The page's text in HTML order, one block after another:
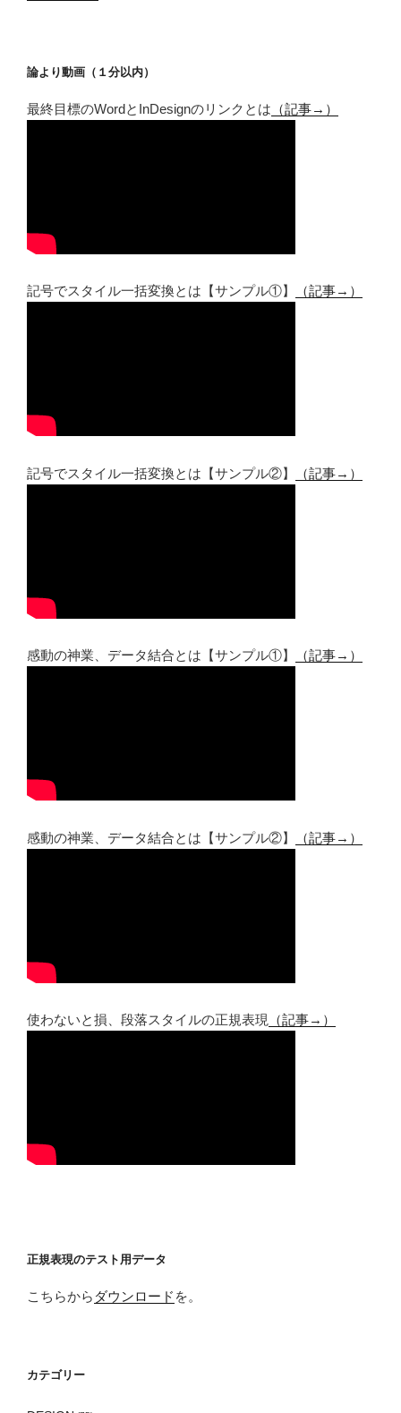
論より動画（１分以内）
最終目標のWordとInDesignのリンクとは （記事→）
記号でスタイル一括変換とは【サンプル①】 （記事→）
記号でスタイル一括変換とは【サンプル②】 （記事→）
感動の神業、データ結合とは【サンプル①】 （記事→）
感動の神業、データ結合とは【サンプル②】 （記事→）
使わないと損、段落スタイルの正規表現 （記事→）
正規表現のテスト用データ
こちらから ダウンロード を。
カテゴリー